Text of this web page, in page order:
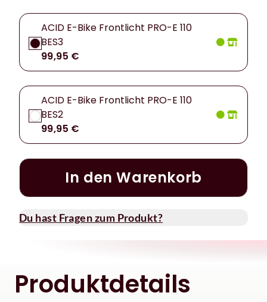
ACID E-Bike Frontlicht PRO-E 110
BES3
99,95 €
ACID E-Bike Frontlicht PRO-E 110
BES2
99,95 €
In den Warenkorb
Du hast Fragen zum Produkt?
Produktdetails